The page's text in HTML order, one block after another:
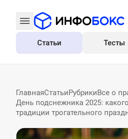
Все
Статьи Тесты
ГлавнаяСтатьиРубрикиВсе о
День подснежника 2025:
традиции трогательного